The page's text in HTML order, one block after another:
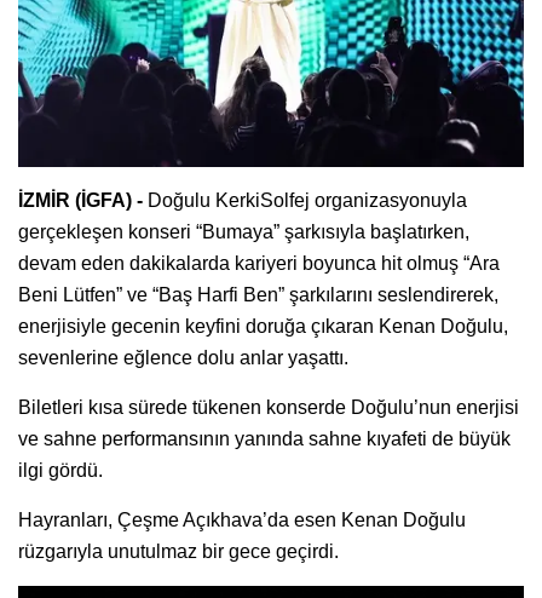
İZMİR (İGFA) - Doğulu KerkiSolfej organizasyonuyla
gerçekleşen konseri “Bumaya” şarkısıyla başlatırken,
devam eden dakikalarda kariyeri boyunca hit olmuş “Ara
Beni Lütfen” ve “Baş Harfi Ben” şarkılarını seslendirerek,
enerjisiyle gecenin keyfini doruğa çıkaran Kenan Doğulu,
sevenlerine eğlence dolu anlar yaşattı.
Biletleri kısa sürede tükenen konserde Doğulu’nun enerjisi
ve sahne performansının yanında sahne kıyafeti de büyük
ilgi gördü.
Hayranları, Çeşme Açıkhava’da esen Kenan Doğulu
rüzgarıyla unutulmaz bir gece geçirdi.